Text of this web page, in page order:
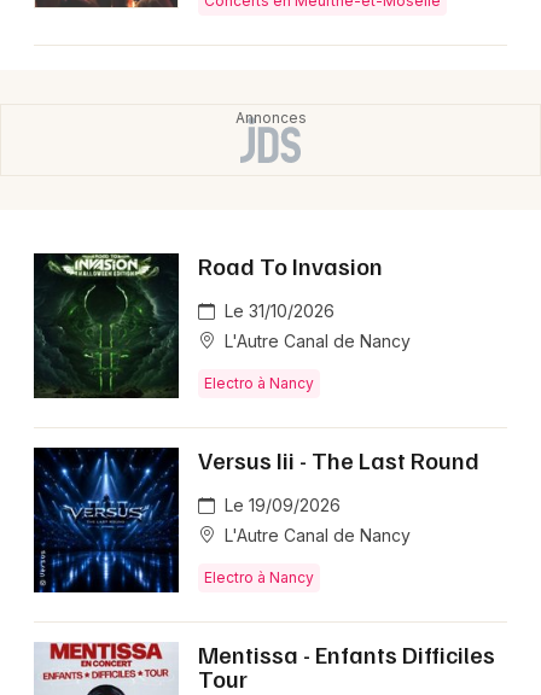
Road To Invasion
Le 31/10/2026
L'Autre Canal de Nancy
Electro à Nancy
Versus Iii - The Last Round
Le 19/09/2026
L'Autre Canal de Nancy
Electro à Nancy
Mentissa - Enfants Difficiles
Tour